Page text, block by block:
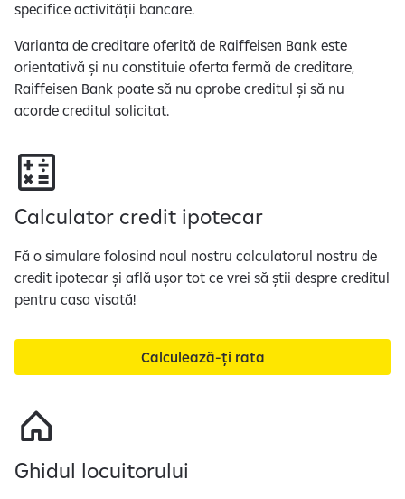
specifice activității bancare.
Varianta de creditare oferită de Raiffeisen Bank este
orientativă și nu constituie oferta fermă de creditare,
Raiffeisen Bank poate să nu aprobe creditul și să nu
acorde creditul solicitat.
Calculator credit ipotecar
Fă o simulare folosind noul nostru calculatorul nostru de
credit ipotecar și află ușor tot ce vrei să știi despre creditul
pentru casa visată!
Calculează-ți rata
Ghidul locuitorului